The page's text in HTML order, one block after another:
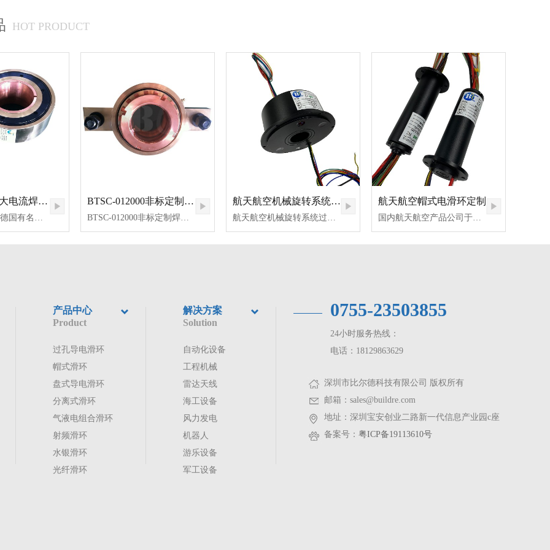
HOT PRODUCT
BTSC-011200大电流焊接设备接地钳 BTSC-012000非标定制焊接机接地钳 航天航空机械旋转系统过孔滑环定制 航天航空帽式电滑环定制
产品中心
Product
过孔导电滑环
帽式滑环
盘式导电滑环
分离式滑环
气液电组合滑环
射频滑环
水银滑环
光纤滑环
解决方案
Solution
自动化设备
工程机械
雷达天线
海工设备
风力发电
机器人
游乐设备
军工设备
0755-23503855
24小时服务热线：
电话：18129863629
深圳市比尔德科技有限公司 版权所有
邮箱：sales@buildre.com
地址：深圳宝安创业二路新一代信息产业园c座
备案号： 粤ICP备19113610号